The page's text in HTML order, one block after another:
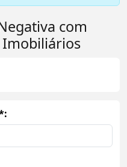
com
Imobiliários